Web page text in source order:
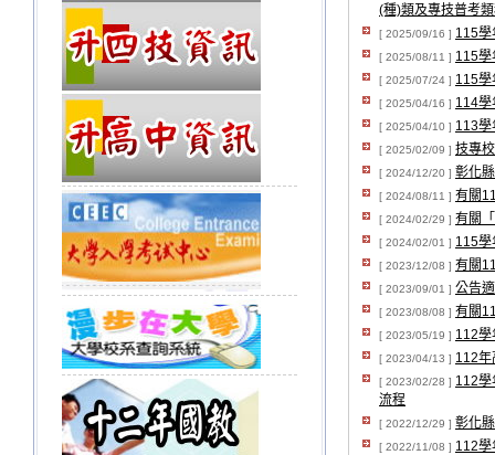
(種)類及專技普考
[ 2025/09/16 ] 115學
[ 2025/08/11 ] 115學
[ 2025/07/24 ] 115學
[ 2025/04/16 ] 114學
[ 2025/04/10 ] 113學
[ 2025/02/09 ] 技專
[ 2024/12/20 ] 彰化
[ 2024/08/11 ] 有關
[ 2024/02/29 ] 有關
[ 2024/02/01 ] 115學
[ 2023/12/08 ] 有關
[ 2023/09/01 ] 公告
[ 2023/08/08 ] 有關
[ 2023/05/19 ] 112學
[ 2023/04/13 ] 112年
[ 2023/02/28 ] 112學
流程
[ 2022/12/29 ] 彰化
[ 2022/11/08 ] 112學